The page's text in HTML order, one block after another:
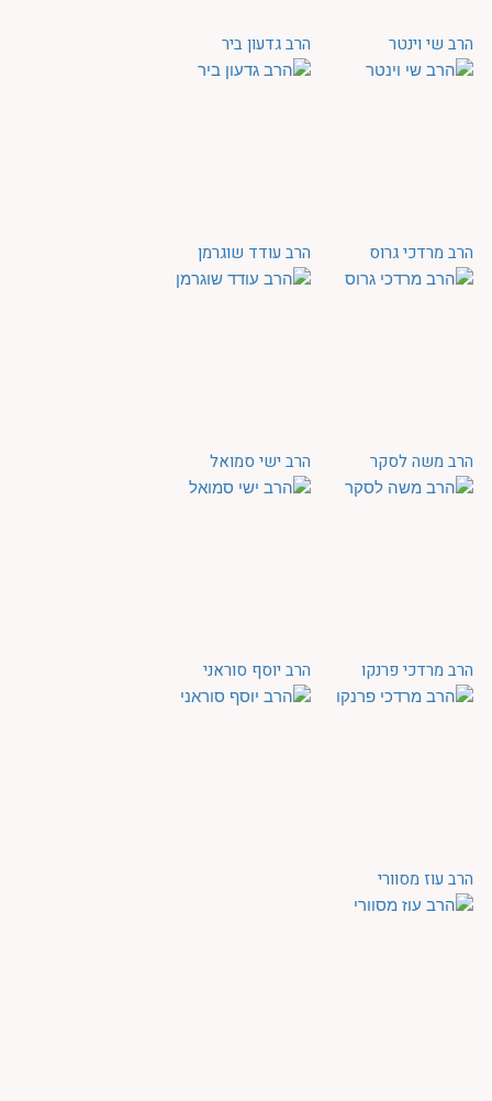
הרב שי וינטר הרב גדעון ביר
הרב מרדכי גרוס הרב עודד שוגרמן
הרב משה לסקר הרב ישי סמואל
הרב מרדכי פרנקו הרב יוסף סוראני
הרב עוז מסוורי